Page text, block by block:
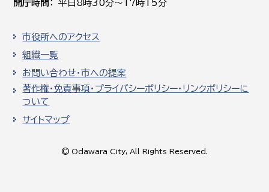
開庁時間
平日8時30分～17時15分
市役所へのアクセス
組織一覧
お問い合わせ・市への提案
著作権・免責事項・プライバシーポリシー・リンクポリシーに
ついて
サイトマップ
© Odawara City, All Rights Reserved.